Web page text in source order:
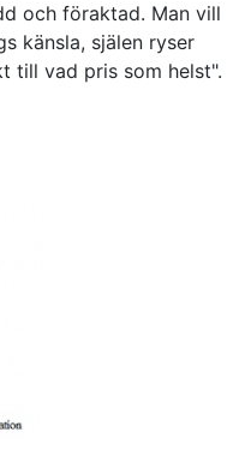
och föraktad. Man vill
känsla, själen ryser
till vad pris som helst".